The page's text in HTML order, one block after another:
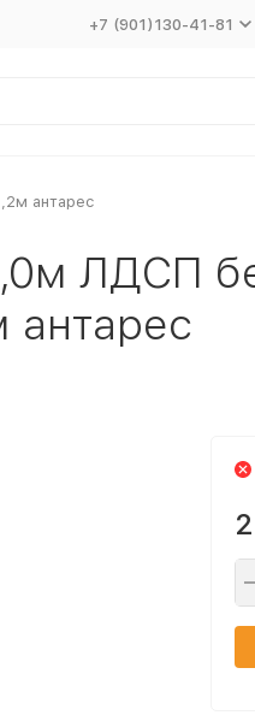
+7 (901)130-41-81
антарес
ЛДСП
антарес